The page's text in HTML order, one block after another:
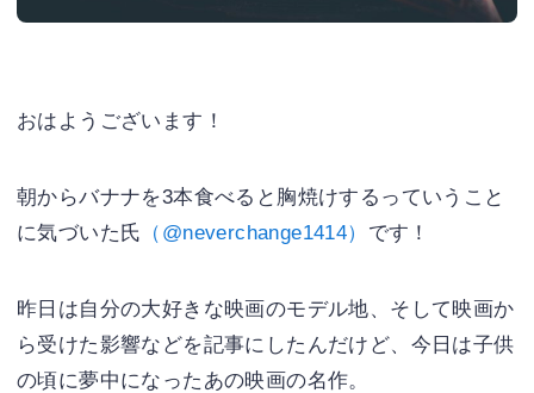
おはようございます！
朝からバナナを3本食べると胸焼けするっていうこと
に気づいた氏 （@neverchange1414） です！
昨日は自分の大好きな映画のモデル地、そして映画か
ら受けた影響などを記事にしたんだけど、今日は子供
の頃に夢中になったあの映画の名作。